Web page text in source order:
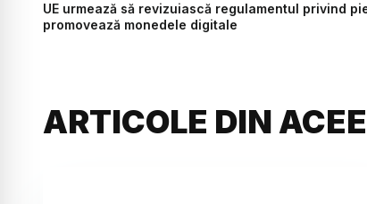
UE urmează să revizuiască regulamentul privind
promovează monedele digitale
ARTICOLE DIN